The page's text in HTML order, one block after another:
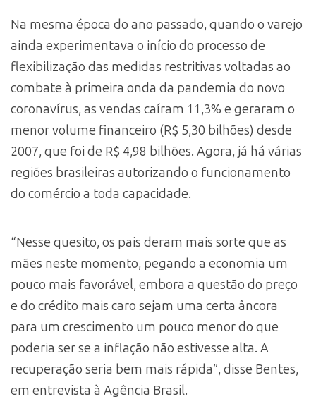
Na mesma época do ano passado, quando o varejo
ainda experimentava o início do processo de
flexibilização das medidas restritivas voltadas ao
combate à primeira onda da pandemia do novo
coronavírus, as vendas caíram 11,3% e geraram o
menor volume financeiro (R$ 5,30 bilhões) desde
2007, que foi de R$ 4,98 bilhões. Agora, já há várias
regiões brasileiras autorizando o funcionamento
do comércio a toda capacidade.
“Nesse quesito, os pais deram mais sorte que as
mães neste momento, pegando a economia um
pouco mais favorável, embora a questão do preço
e do crédito mais caro sejam uma certa âncora
para um crescimento um pouco menor do que
poderia ser se a inflação não estivesse alta. A
recuperação seria bem mais rápida”, disse Bentes,
em entrevista à Agência Brasil.